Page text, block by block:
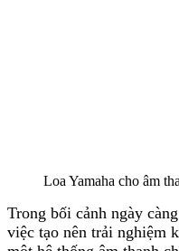
Loa Yamaha cho âm
Trong bối cảnh ngày
việc tạo nên trải nghiệm